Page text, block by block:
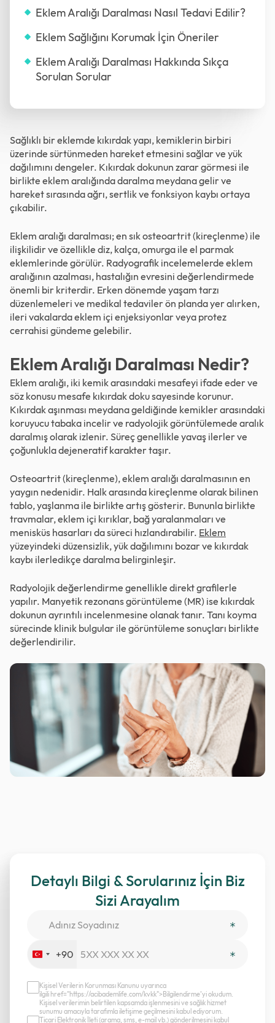
Eklem Aralığı Daralması Nasıl Tedavi Edilir?
Eklem Sağlığını Korumak İçin Öneriler
Eklem Aralığı Daralması Hakkında Sıkça
Sorulan Sorular
Sağlıklı bir eklemde kıkırdak yapı, kemiklerin birbiri
üzerinde sürtünmeden hareket etmesini sağlar ve yük
dağılımını dengeler. Kıkırdak dokunun zarar görmesi ile
birlikte eklem aralığında daralma meydana gelir ve
hareket sırasında ağrı, sertlik ve fonksiyon kaybı ortaya
çıkabilir.
Eklem aralığı daralması; en sık osteoartrit (kireçlenme) ile
ilişkilidir ve özellikle diz, kalça, omurga ile el parmak
eklemlerinde görülür. Radyografik incelemelerde eklem
aralığının azalması, hastalığın evresini değerlendirmede
önemli bir kriterdir. Erken dönemde yaşam tarzı
düzenlemeleri ve medikal tedaviler ön planda yer alırken,
ileri vakalarda eklem içi enjeksiyonlar veya protez
cerrahisi gündeme gelebilir.
Eklem Aralığı Daralması Nedir?
Eklem aralığı, iki kemik arasındaki mesafeyi ifade eder ve
söz konusu mesafe kıkırdak doku sayesinde korunur.
Kıkırdak aşınması meydana geldiğinde kemikler arasındaki
koruyucu tabaka incelir ve radyolojik görüntülemede aralık
daralmış olarak izlenir. Süreç genellikle yavaş ilerler ve
çoğunlukla dejeneratif karakter taşır.
Osteoartrit (kireçlenme), eklem aralığı daralmasının en
yaygın nedenidir. Halk arasında kireçlenme olarak bilinen
tablo, yaşlanma ile birlikte artış gösterir. Bununla birlikte
travmalar, eklem içi kırıklar, bağ yaralanmaları ve
menisküs hasarları da süreci hızlandırabilir. Eklem
yüzeyindeki düzensizlik, yük dağılımını bozar ve kıkırdak
kaybı ilerledikçe daralma belirginleşir.
Radyolojik değerlendirme genellikle direkt grafilerle
yapılır. Manyetik rezonans görüntüleme (MR) ise kıkırdak
dokunun ayrıntılı incelenmesine olanak tanır. Tanı koyma
sürecinde klinik bulgular ile görüntüleme sonuçları birlikte
değerlendirilir.
Detaylı Bilgi & Sorularınız İçin Biz
Sizi Arayalım
Turkey
+90
Kişisel Verilerin Korunması Kanunu uyarınca
ilgili href="https://acibademlife.com/kvkk">Bilgilendirme’yi okudum.
Kişisel verilerimin belirtilen kapsamda işlenmesini ve sağlık hizmet
sunumu amacıyla tarafımla iletişime geçilmesini kabul ediyorum.
Ticari Elektronik İleti (arama, sms, e-mail vb.) gönderilmesini kabul